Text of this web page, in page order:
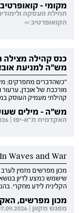
מקומי -
הקואופרטיב >>
כנס קהילה מצילה
מש"ה למניעת
"כשהדברים מתפרקים:
מורכבת של אובדן,
קהילתי מעמיק העוסק
מש"ה - מילים
האקדמית ת"א-יפו | 06.09.2026 | יום ראשון | 09:00-16:00
In Waves and War - פסיכדליה כערוץ ריפוי לטראומה
שישמש כמצע לדיון
הקלינית לידע מחקרי.
מכון מפרשים,
מפגש מקוון | 07.09.2026 | יום שני | 20:00-21:30